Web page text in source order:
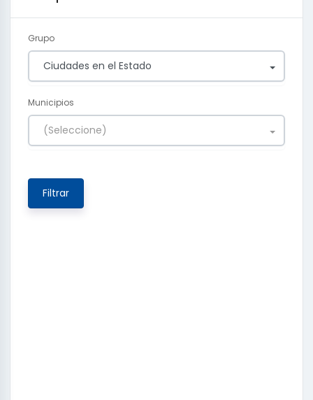
Grupo
Ciudades en el Estado
Municipios
(Seleccione)
Filtrar